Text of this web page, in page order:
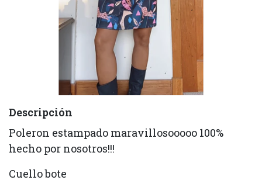
Descripción
Poleron estampado maravillosooooo 100%
hecho por nosotros!!!
Cuello bote